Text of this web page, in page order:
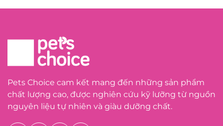
Pets Choice cam kết mang đến những sản phẩm
chất lượng cao, được nghiên cứu kỹ lưỡng từ nguồn
nguyên liệu tự nhiên và giàu dưỡng chất.